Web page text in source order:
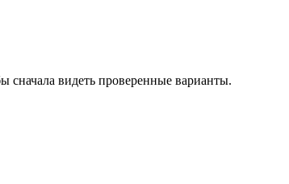
сначала видеть проверенные варианты.